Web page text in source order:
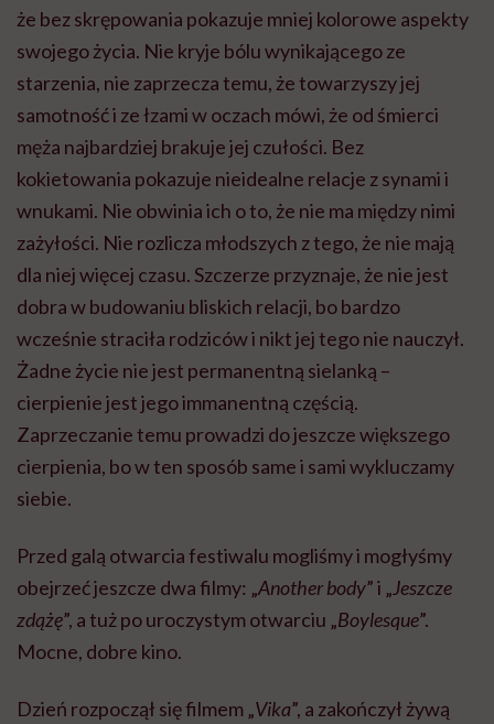
że bez skrępowania pokazuje mniej kolorowe aspekty
swojego życia. Nie kryje bólu wynikającego ze
starzenia, nie zaprzecza temu, że towarzyszy jej
samotność i ze łzami w oczach mówi, że od śmierci
męża najbardziej brakuje jej czułości. Bez
kokietowania pokazuje nieidealne relacje z synami i
wnukami. Nie obwinia ich o to, że nie ma między nimi
zażyłości. Nie rozlicza młodszych z tego, że nie mają
dla niej więcej czasu. Szczerze przyznaje, że nie jest
dobra w budowaniu bliskich relacji, bo bardzo
wcześnie straciła rodziców i nikt jej tego nie nauczył.
Żadne życie nie jest permanentną sielanką –
cierpienie jest jego immanentną częścią.
Zaprzeczanie temu prowadzi do jeszcze większego
cierpienia, bo w ten sposób same i sami wykluczamy
siebie.
Przed galą otwarcia festiwalu mogliśmy i mogłyśmy
obejrzeć jeszcze dwa filmy: „Another body” i „Jeszcze
zdążę”, a tuż po uroczystym otwarciu „Boylesque”.
Mocne, dobre kino.
Dzień rozpoczął się filmem „Vika”, a zakończył żywą